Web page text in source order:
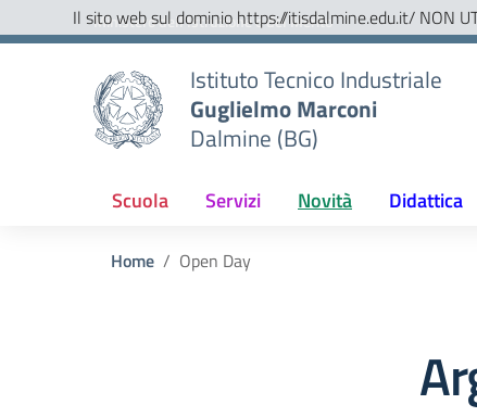
Vai ai contenuti
Vai al menu di navigazione
Vai al footer Ministero dell'Istruzione e del Merito
Istituto Tecnico Industriale
Guglielmo Marconi
Dalmine (BG)
Scuola Servizi Novità Didattica
Home Open Day
Il sito web sul dominio https://itisdalmine.edu.it/ NON